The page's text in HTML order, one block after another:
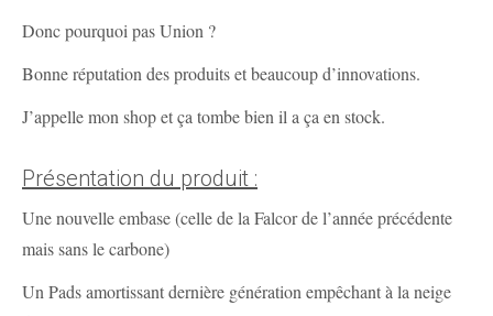
Donc pourquoi pas Union ?
Bonne réputation des produits et beaucoup d’innovations.
J’appelle mon shop et ça tombe bien il a ça en stock.
Présentation du produit :
Une nouvelle embase (celle de la Falcor de l’année précédente
mais sans le carbone)
Un Pads amortissant dernière génération empêchant à la neige